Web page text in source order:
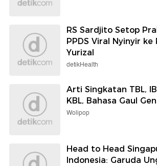
RS Sardjito Setop
PPDS Viral Nyinyir ke
Yurizal
detikHealth
Arti Singkatan TBL,
KBL, Bahasa Gaul
Wolipop
Head to Head
Indonesia: Garuda